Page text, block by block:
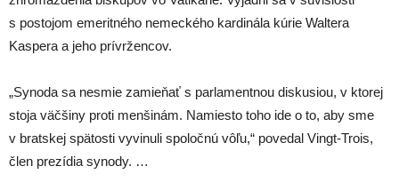
s postojom emeritného nemeckého kardinála kúrie Waltera
Kaspera a jeho prívržencov.
„Synoda sa nesmie zamieňať s parlamentnou diskusiou, v ktorej
stoja väčšiny proti menšinám. Namiesto toho ide o to, aby sme
v bratskej spätosti vyvinuli spoločnú vôľu,“ povedal Vingt-Trois,
člen prezídia synody. …